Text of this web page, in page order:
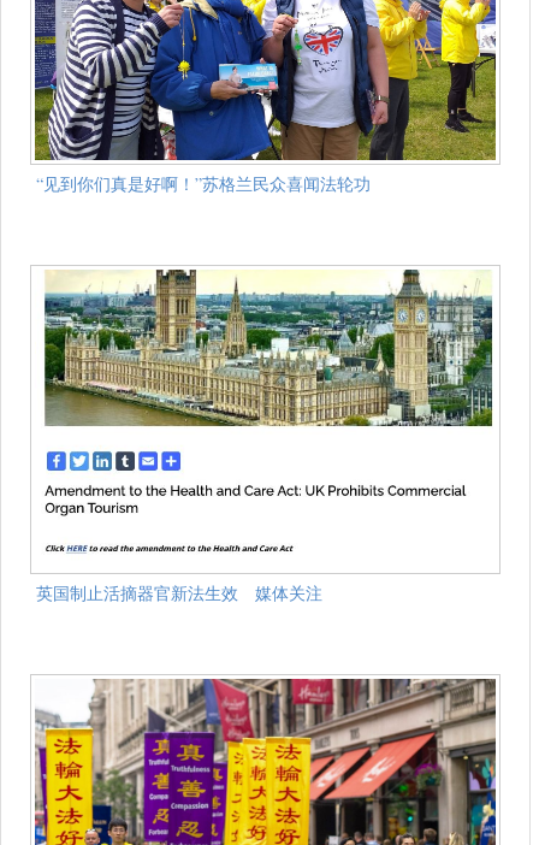
“见到你们真是好啊！”苏格兰民众喜闻法轮功
英国制止活摘器官新法生效 媒体关注